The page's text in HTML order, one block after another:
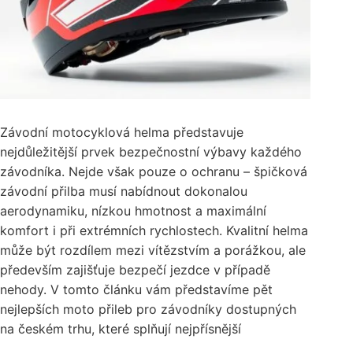
Závodní motocyklová helma představuje
nejdůležitější prvek bezpečnostní výbavy každého
závodníka. Nejde však pouze o ochranu – špičková
závodní přilba musí nabídnout dokonalou
aerodynamiku, nízkou hmotnost a maximální
komfort i při extrémních rychlostech. Kvalitní helma
může být rozdílem mezi vítězstvím a porážkou, ale
především zajišťuje bezpečí jezdce v případě
nehody. V tomto článku vám představíme pět
nejlepších moto přileb pro závodníky dostupných
na českém trhu, které splňují nejpřísnější